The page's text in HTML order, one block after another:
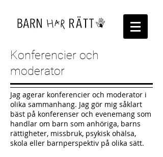
Konferencier och
moderator
Jag agerar konferencier och moderator i
olika sammanhang. Jag gör mig såklart
bäst på konferenser och evenemang som
handlar om barn som anhöriga, barns
rättigheter, missbruk, psykisk ohälsa,
skola eller barnperspektiv på olika sätt.